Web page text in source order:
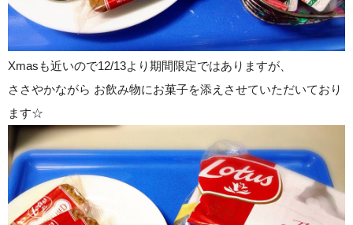
Xmasも近いので12/13より期間限定ではありますが、
ささやかながら お飲み物にお菓子を添えさせていただいており
ます☆